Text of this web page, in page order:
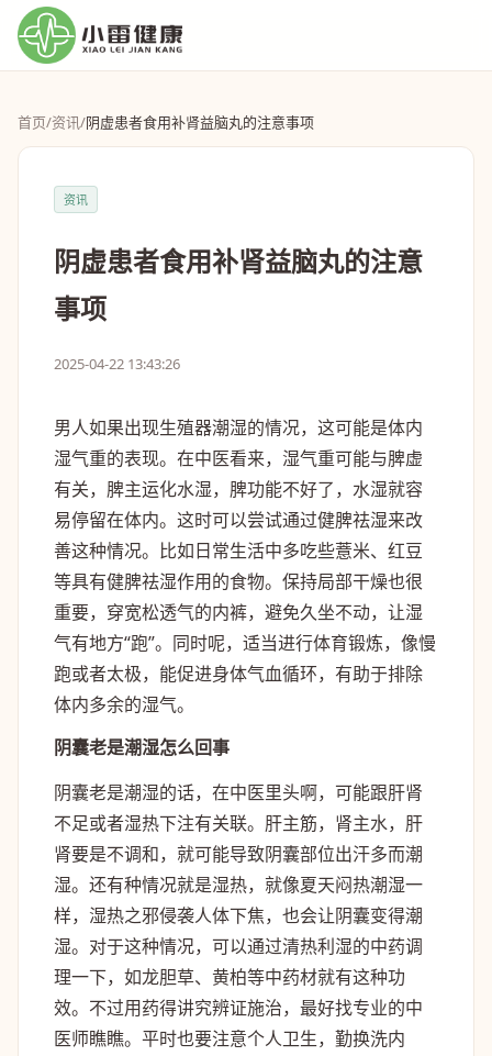
首页/资讯/阴虚患者食用补肾益脑丸的注意事项
资讯
阴虚患者食用补肾益脑丸的注意
事项
2025-04-22 13:43:26
男人如果出现生殖器潮湿的情况，这可能是体内
湿气重的表现。在中医看来，湿气重可能与脾虚
有关，脾主运化水湿，脾功能不好了，水湿就容
易停留在体内。这时可以尝试通过健脾祛湿来改
善这种情况。比如日常生活中多吃些薏米、红豆
等具有健脾祛湿作用的食物。保持局部干燥也很
重要，穿宽松透气的内裤，避免久坐不动，让湿
气有地方“跑”。同时呢，适当进行体育锻炼，像慢
跑或者太极，能促进身体气血循环，有助于排除
体内多余的湿气。
阴囊老是潮湿怎么回事
阴囊老是潮湿的话，在中医里头啊，可能跟肝肾
不足或者湿热下注有关联。肝主筋，肾主水，肝
肾要是不调和，就可能导致阴囊部位出汗多而潮
湿。还有种情况就是湿热，就像夏天闷热潮湿一
样，湿热之邪侵袭人体下焦，也会让阴囊变得潮
湿。对于这种情况，可以通过清热利湿的中药调
理一下，如龙胆草、黄柏等中药材就有这种功
效。不过用药得讲究辨证施治，最好找专业的中
医师瞧瞧。平时也要注意个人卫生，勤换洗内